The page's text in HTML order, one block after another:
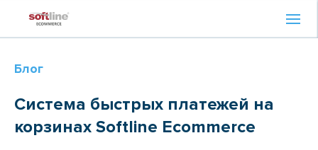
Блог
Система быстрых платежей на
корзинах Softline Ecommerce